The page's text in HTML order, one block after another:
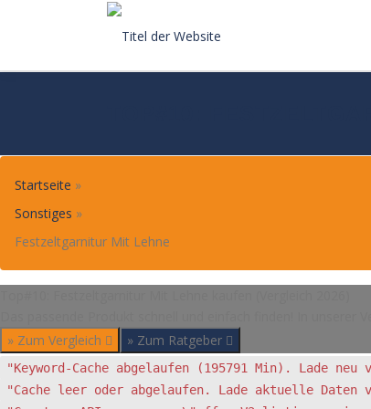
Startseite »
Sonstiges »
Festzeltgarnitur Mit Lehne
» Zum Vergleich
» Zum Ratgeber
"Keyword-Cache abgelaufen (195791 Min). Lade neu
"Cache leer oder abgelaufen. Lade aktuelle Daten